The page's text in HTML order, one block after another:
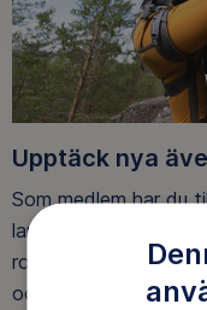
Upptäck nya
Som medlem har du
landet. Våra ideella
roliga och trygga
och på fjället.